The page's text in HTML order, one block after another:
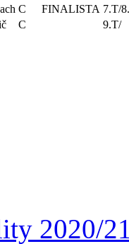
C FINALISTA 7.T/
C 9.T/
2020/